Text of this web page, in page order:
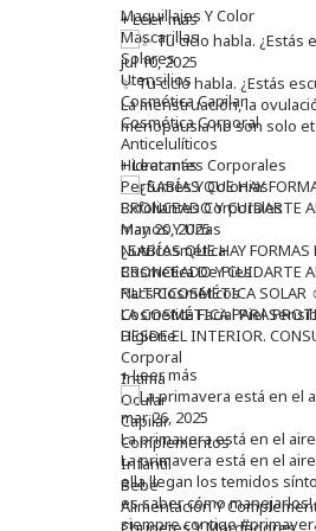
Maquillajes Y Color
Mascarillas
Solares
Utensilios
Cosmética Capilar
Cosmética Corporal
Anticelulíticos
Hidratantes Corporales
Perfumes Y Colonias
Exfoliantes Corporales
Manos Y Uñas
Nutricosmética
Cosmetica De Pies
Pacs Cosméticos
Cosmetica Facial Piel
Higiene
Corporal
Intima
Ocular
Capilar
Complementos
Infantil
Bebé
Alimentación Y
+ Leer más
jul 10, 2025
✨ Tu ciclo habla. ¿Estás
La menstruación, la
menopausia no son solo
+ Leer más
may 20, 2025
¿SABÍAS QUE HAY
BRONCEADO Y CUIDARTE
NUTRICOSMÉTICA
LA COSMÉTICA PARA
DESDE EL INTERIOR.
+ Leer más
mar 26, 2025
La primavera está en el aire
La primavera está en el
ella llegan los temidos
es saber cómo
siempre contigo